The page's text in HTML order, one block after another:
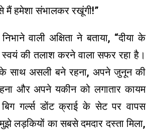
मैं हमेशा संभालकर रखूंगी!”
वाली अक्षिता ने बताया, “दीया के
स्वयं की तलाश करने वाला सफर रहा है।
साथ असली बने रहना, अपने जुनून की
और अपने यकीन को लगातार कायम
गर्ल्स डोंट क्राई के सेट पर वापस
लड़कियों का सबसे दमदार दस्ता मिला,